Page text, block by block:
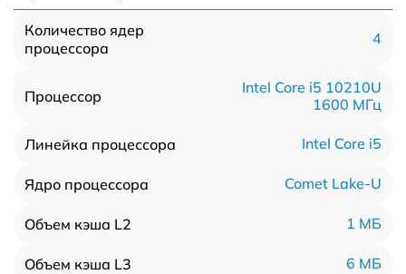
Количество ядер
процессора
4
Процессор
Intel Core i5 10210U
1600 МГц
Линейка процессора Intel Core i5
Ядро процессора Comet Lake-U
Объем кэша L2 1 МБ
Объем кэша L3 6 МБ